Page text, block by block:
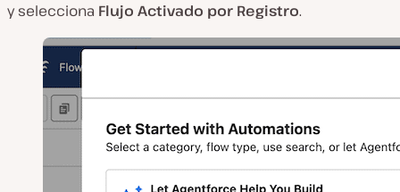
y selecciona Flujo Activado por Registro.